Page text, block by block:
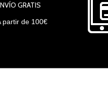
GRATIS
partir de 100€